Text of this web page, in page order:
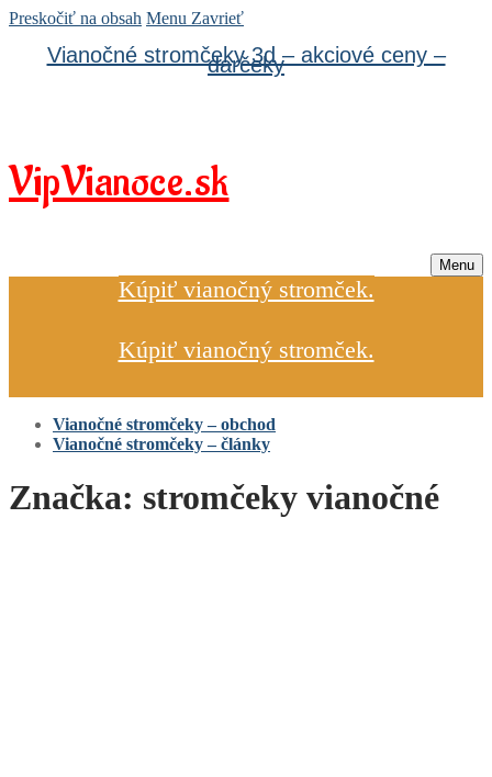
Preskočiť na obsah Menu Zavrieť
Vianočné stromčeky 3d – akciové ceny –
darčeky
VipVianoce.sk
Menu
Kúpiť vianočný stromček.
Kúpiť vianočný stromček.
Vianočné stromčeky – obchod
Vianočné stromčeky – články
Značka: stromčeky vianočné